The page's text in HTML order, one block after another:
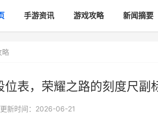
手游资讯 游戏攻略 新闻摘要
略
位表，荣耀之路的刻度尺
更新时间：2026-06-21